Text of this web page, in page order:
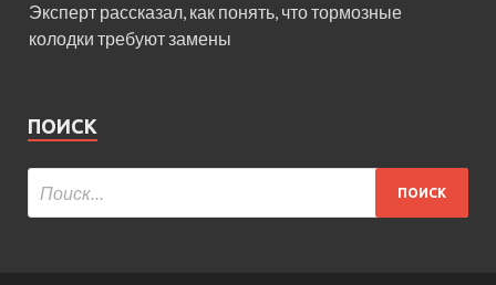
Эксперт рассказал, как понять, что тормозные
колодки требуют замены
ПОИСК